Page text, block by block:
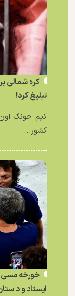
کره شمالی
تبلیغ کرد!
کیم جونگ
کشور...
خورخه
ایستاد و